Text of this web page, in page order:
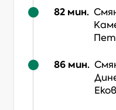
82 мин.
86 мин.